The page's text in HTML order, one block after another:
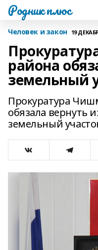
Родник плюс
Человек и закон 19
района
земельный
Прокуратура
обязала вернуть
земельный